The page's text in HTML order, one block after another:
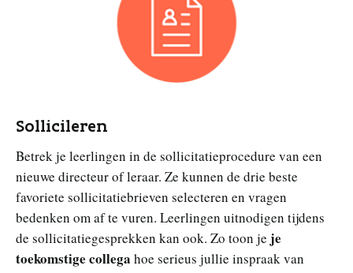
Sollicileren
Betrek je leerlingen in de sollicitatieprocedure van een
nieuwe directeur of leraar. Ze kunnen de drie beste
favoriete sollicitatiebrieven selecteren en vragen
bedenken om af te vuren. Leerlingen uitnodigen tijdens
de sollicitatiegesprekken kan ook. Zo toon je je
toekomstige collega hoe serieus jullie inspraak van